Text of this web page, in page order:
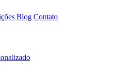
Blog Contato